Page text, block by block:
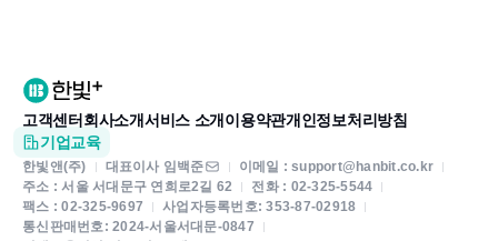
고객센터 회사소개서비스 소개 이용약관개인정보처리방침
기업교육
한빛앤(주) 대표이사 임백준
이메일 : support@hanbit.co.kr
주소 : 서울 서대문구 연희로2길 62
전화 : 02-325-5544
팩스 : 02-325-9697
사업자등록번호: 353-87-02918
통신판매번호: 2024-서울서대문-0847